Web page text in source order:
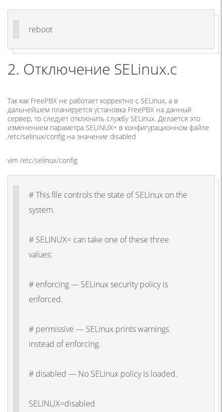
reboot
2. Отключение SELinux.с
Так как FreePBX не работает корректно c SELinux, а в
дальнейшем планируется установка FreePBX на данный
сервер, то следует отключить службу SELinux. Делается это
изменением параметра SELINUX= в конфигурационном файле
/etc/selinux/config на значение disabled
vim /etc/selinux/config
# This file controls the state of SELinux on the
system.
# SELINUX= can take one of these three
values:
# enforcing — SELinux security policy is
enforced.
# permissive — SELinux prints warnings
instead of enforcing.
# disabled — No SELinux policy is loaded.
SELINUX=disabled